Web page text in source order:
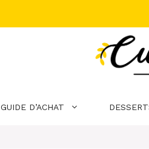
GUIDE D’ACHAT